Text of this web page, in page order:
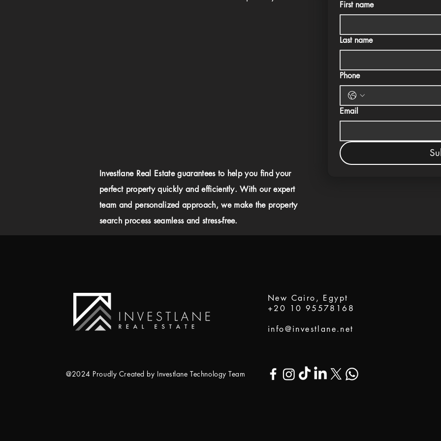
Investlane Real Estate guarantees to help you find your
perfect property quickly and efficiently. With our expert
team and personalized approach, we make the property
search process seamless and stress-free.
First name
Last name
Phone
Email
New Cairo, Egypt
+20 10 95578168
info@investlane.net
@2024 Proudly Created by Investlane Technology Team